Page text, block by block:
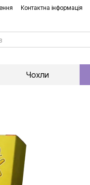
Контактна інформація
Чохли